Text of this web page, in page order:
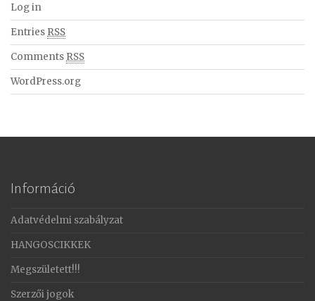
Log in
Entries RSS
Comments RSS
WordPress.org
Információ
Adatvédelmi szabályzat
HANGOSCIKKEK
Megszületett!!!
Szerzői jogok